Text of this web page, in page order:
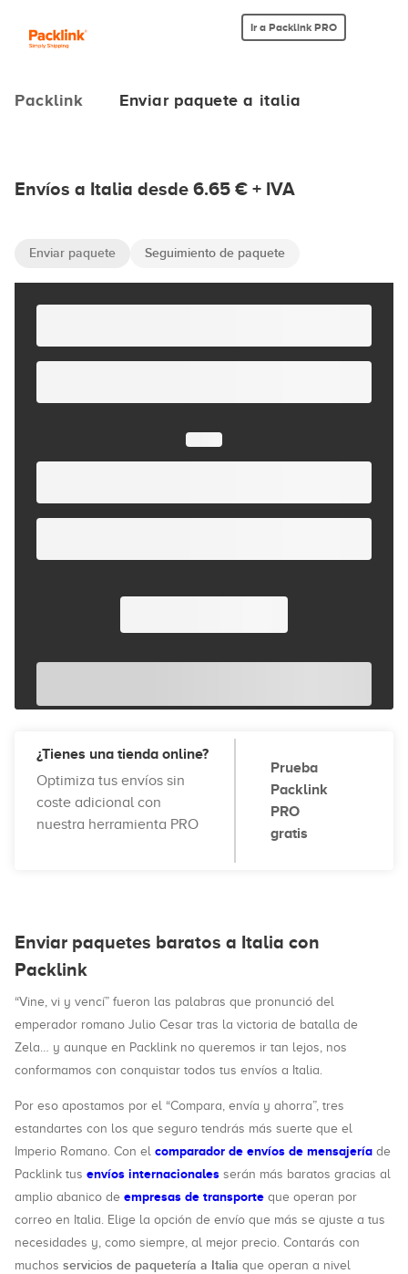
Ir a Packlink PRO
Packlink Enviar paquete a italia
Envíos a Italia desde 6.65 € + IVA
Enviar paquete Seguimiento de paquete
¿Tienes una tienda online?
Optimiza tus envíos sin
coste adicional con
nuestra herramienta PRO
Prueba
Packlink
PRO
gratis
Enviar paquetes baratos a Italia con
Packlink
“Vine, vi y vencí” fueron las palabras que pronunció del
emperador romano Julio Cesar tras la victoria de batalla de
Zela… y aunque en Packlink no queremos ir tan lejos, nos
conformamos con conquistar todos tus envíos a Italia.
Por eso apostamos por el “Compara, envía y ahorra”, tres
estandartes con los que seguro tendrás más suerte que el
Imperio Romano. Con el comparador de envíos de mensajería de
Packlink tus envíos internacionales serán más baratos gracias al
amplio abanico de empresas de transporte que operan por
correo en Italia. Elige la opción de envío que más se ajuste a tus
necesidades y, como siempre, al mejor precio. Contarás con
muchos servicios de paquetería a Italia que operan a nivel